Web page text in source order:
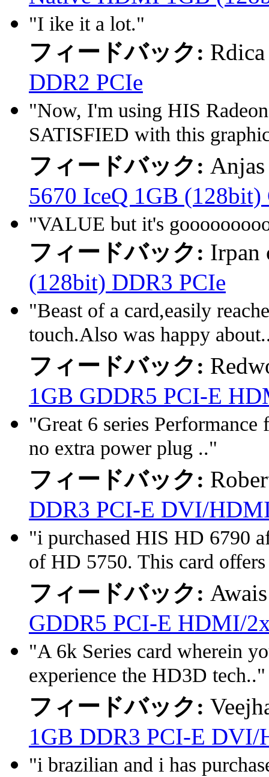
"I ike it a lot."
フィードバック:
DDR2 PCIe
"Now, I'm using HIS
SATISFIED with this
フィードバック:
5670 IceQ 1GB
"VALUE but it's
フィードバック:
(128bit) DDR3 PCIe
"Beast of a card,easily
touch.Also was happy
フィードバック:
1GB GDDR5 PCI-E
"Great 6 series
no extra power plug .."
フィードバック:
DDR3 PCI-E DVI/
"i purchased HIS HD 6790
of HD 5750. This card
フィードバック:
GDDR5 PCI-E HDMI/
"A 6k Series card wherein
experience the HD3D tech.."
フィードバック:
1GB DDR3 PCI-E
"i brazilian and i has